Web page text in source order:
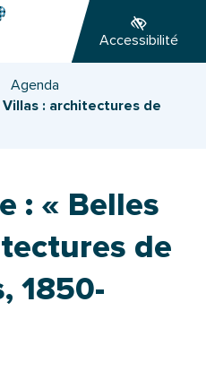
Accessibilité
Agenda
: architectures de
: « Belles
de
1850-